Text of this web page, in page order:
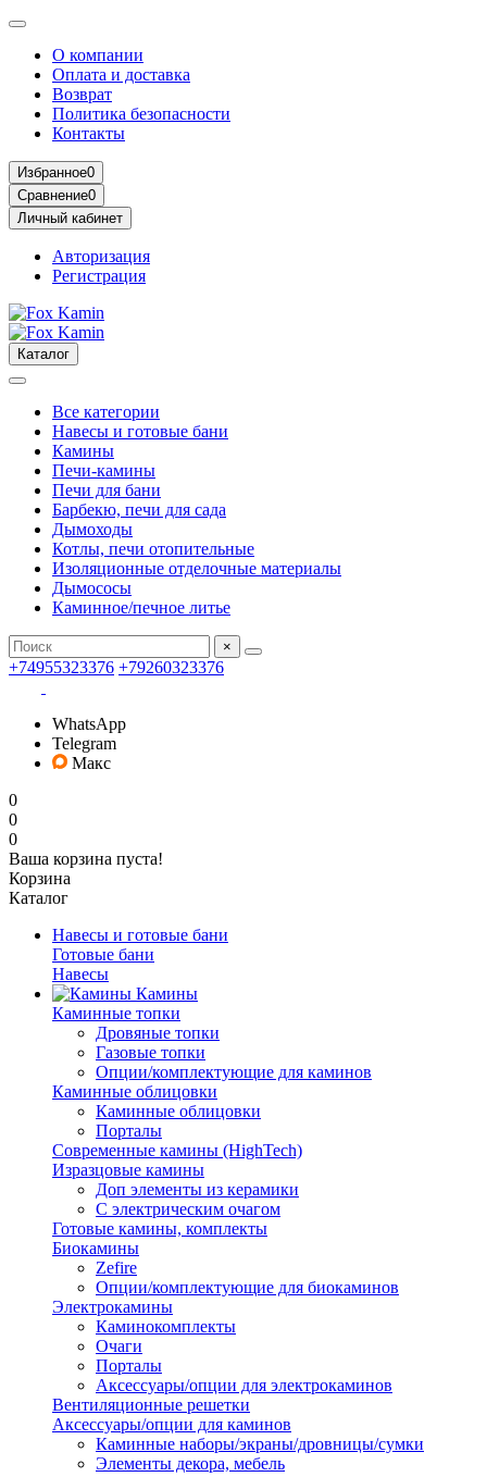
О компании
Оплата и доставка
Возврат
Политика безопасности
Контакты
Избранное0
Сравнение0
Личный кабинет
Авторизация
Регистрация
Каталог
Все категории
Навесы и готовые бани
Камины
Печи-камины
Печи для бани
Барбекю, печи для сада
Дымоходы
Котлы, печи отопительные
Изоляционные отделочные материалы
Дымососы
Каминное/печное литье
×
+74955323376 +79260323376
WhatsApp
Telegram
Макс
0
0
0
Ваша корзина пуста!
Корзина
Каталог
Навесы и готовые бани
Готовые бани
Навесы
Камины
Каминные топки
Дровяные топки
Газовые топки
Опции/комплектующие для каминов
Каминные облицовки
Каминные облицовки
Порталы
Современные камины (HighTech)
Изразцовые камины
Доп элементы из керамики
С электрическим очагом
Готовые камины, комплекты
Биокамины
Zefire
Опции/комплектующие для биокаминов
Электрокамины
Каминокомплекты
Очаги
Порталы
Аксессуары/опции для электрокаминов
Вентиляционные решетки
Аксессуары/опции для каминов
Каминные наборы/экраны/дровницы/сумки
Элементы декора, мебель